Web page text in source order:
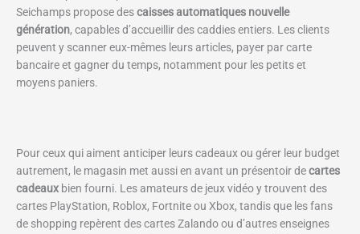
Seichamps propose descaisses automatiques nouvelle
génération, capables d’accueillir des caddies entiers. Les clients
peuvent y scanner eux-mêmes leurs articles, payer par carte
bancaire et gagner du temps, notamment pour les petits et
moyens paniers.
Pour ceux qui aiment anticiper leurs cadeaux ou gérer leur budget
autrement, le magasin met aussi en avant un présentoir decartes
cadeaux bien fourni. Les amateurs de jeux vidéo y trouvent des
cartes PlayStation, Roblox, Fortnite ou Xbox, tandis que les fans
de shopping repèrent des cartes Zalando ou d’autres enseignes